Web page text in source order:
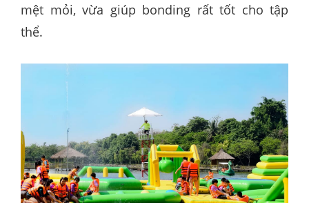
mệt mỏi, vừa giúp bonding rất tốt cho tập
thể.